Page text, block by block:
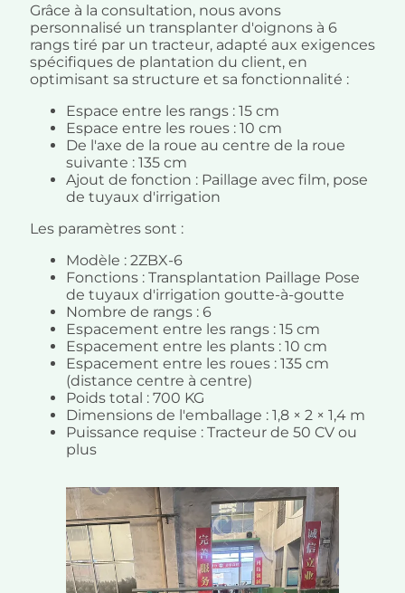
Grâce à la consultation, nous avons
personnalisé un transplanter d'oignons à 6
rangs tiré par un tracteur, adapté aux exigences
spécifiques de plantation du client, en
optimisant sa structure et sa fonctionnalité :
Espace entre les rangs : 15 cm
Espace entre les roues : 10 cm
De l'axe de la roue au centre de la roue
suivante : 135 cm
Ajout de fonction : Paillage avec film, pose
de tuyaux d'irrigation
Les paramètres sont :
Modèle : 2ZBX-6
Fonctions : Transplantation Paillage Pose
de tuyaux d'irrigation goutte-à-goutte
Nombre de rangs : 6
Espacement entre les rangs : 15 cm
Espacement entre les plants : 10 cm
Espacement entre les roues : 135 cm
(distance centre à centre)
Poids total : 700 KG
Dimensions de l'emballage : 1,8 × 2 × 1,4 m
Puissance requise : Tracteur de 50 CV ou
plus